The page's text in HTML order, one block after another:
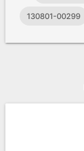
130801-00299